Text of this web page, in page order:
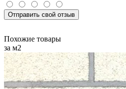
Отправить свой отзыв
Похожие товары
за м2